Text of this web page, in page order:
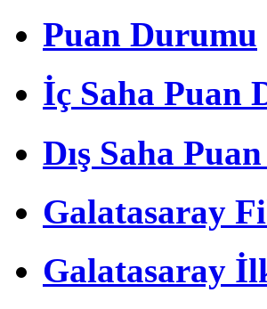
Puan Durumu
İç Saha Puan
Dış Saha
Galatasaray
Galatasaray